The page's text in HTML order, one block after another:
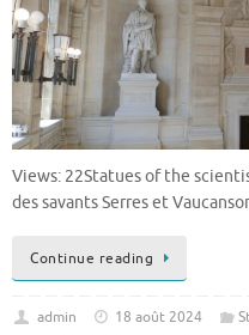
Views: 22Statues of the
des savants Serres et
Continue reading
admin 18 août 2024